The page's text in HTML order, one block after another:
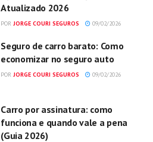
Atualizado 2026
POR JORGE COURI SEGUROS 09/02/2026
Seguro de carro barato: Como
economizar no seguro auto
POR JORGE COURI SEGUROS 09/02/2026
Carro por assinatura: como
funciona e quando vale a pena
(Guia 2026)